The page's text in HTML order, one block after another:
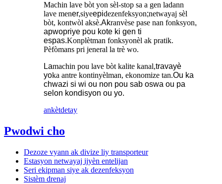
Machin lave bòt yon sèl-stop sa a gen ladann
lave mener,siyeepidezenfeksyon;netwayaj sèl
bòt, kontwòl aksè.Akranvèse pase nan fonksyon,
apwopriye pou kote ki gen ti
espas.Konplètman fonksyonèl ak pratik.
Pèfòmans pri jeneral la trè wo.
Lamachin pou lave bòt kalite kanal,travayè
yoka antre kontinyèlman, ekonomize tan.Ou ka
chwazi si wi ou non pou sab oswa ou pa
selon kondisyon ou yo.
ankètdetay
Pwodwi cho
Dezoze vyann ak divize liy transporteur
Estasyon netwayaj ijyèn entelijan
Seri ekipman siye ak dezenfeksyon
Sistèm drenaj